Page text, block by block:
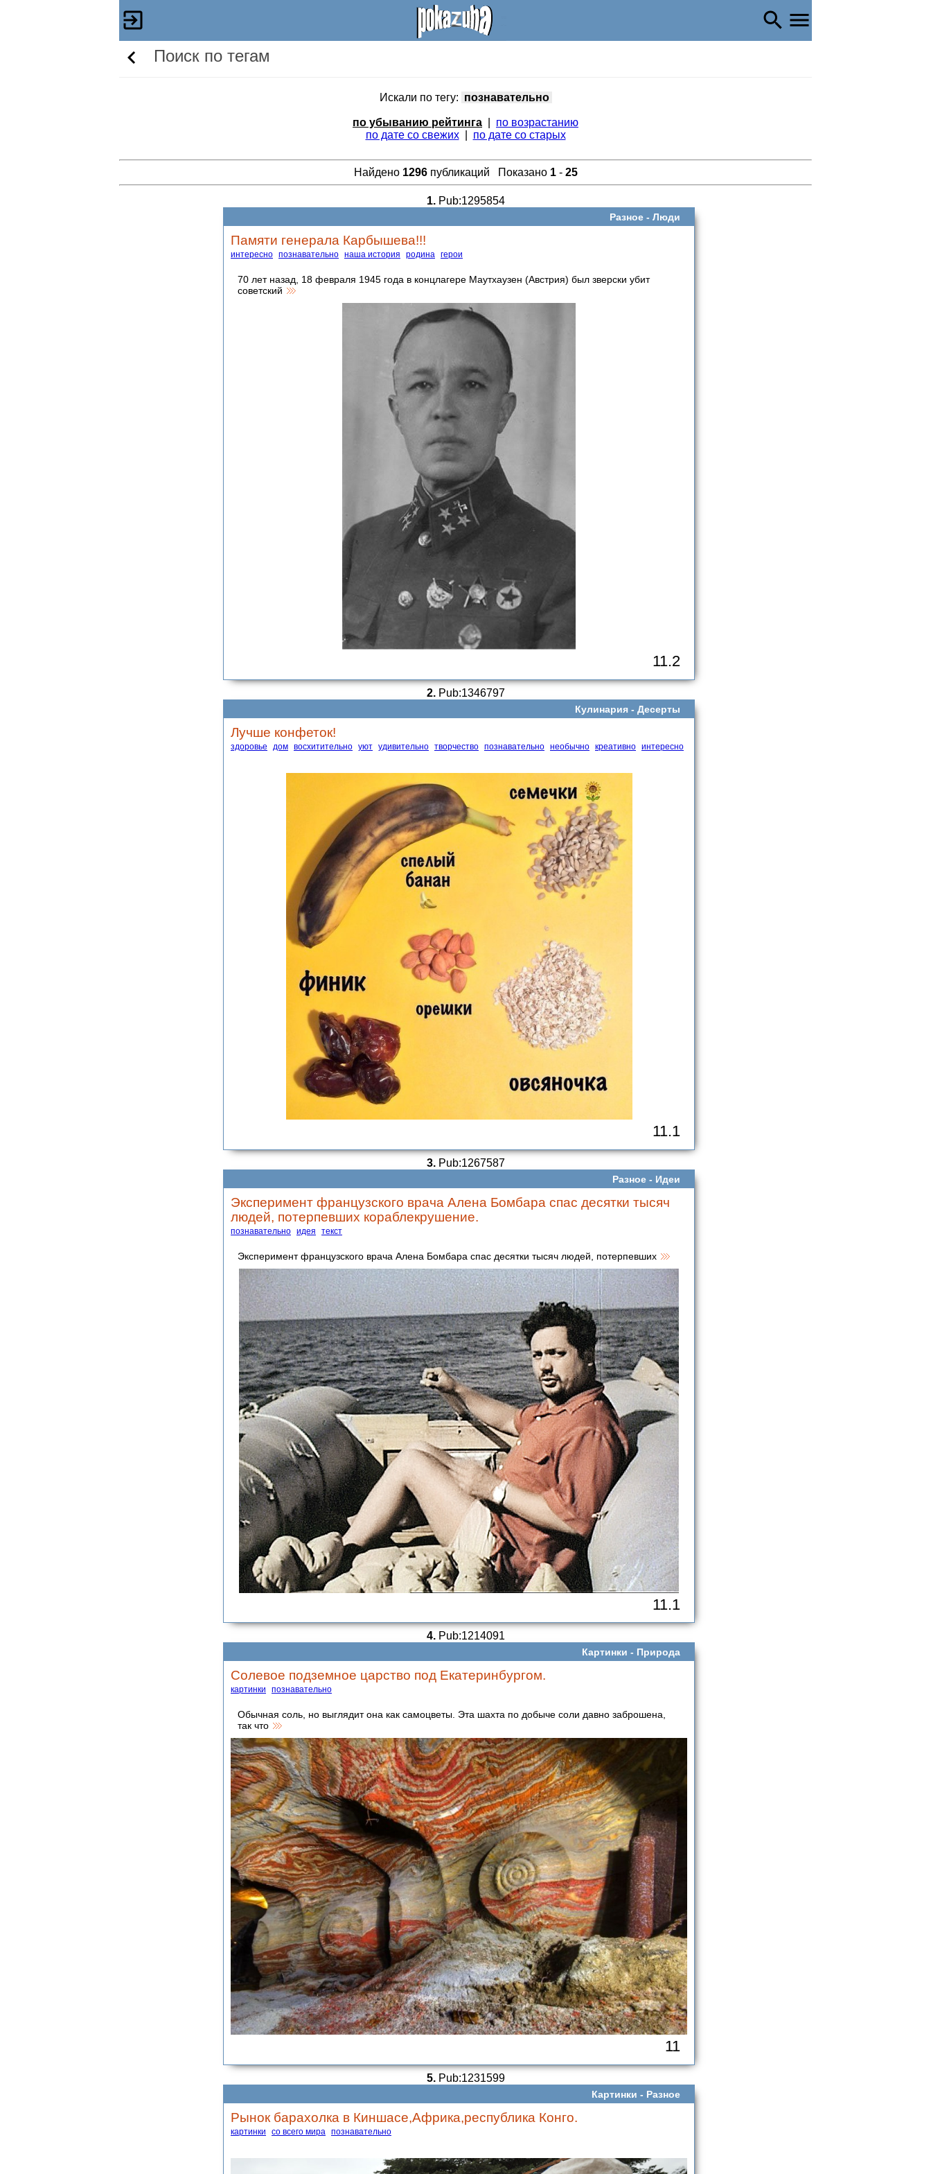
Поиск по тегам
Искали по тегу: познавательно
по убыванию рейтинга
по возрастанию
по дате со свежих| по дате со старых
Найдено 1296публикаций Показано 1- 25
1.Pub:1295854
Разное - Люди
Памяти генерала Карбышева!!!
интересно познавательно наша история родина герои
70 лет назад, 18 февраля 1945 года в концлагере Маутхаузен (Австрия) был зверски убит
советский
11.2
2.Pub:1346797
Кулинария - Десерты
Лучше конфеток!
здоровье дом восхитительно уют удивительно творчество познавательно необычно креативно интересно
11.1
3.Pub:1267587
Разное - Идеи
Эксперимент французского врача Алена Бомбара спас десятки тысяч
людей, потерпевших кораблекрушение.
познавательно идея текст
Эксперимент французского врача Алена Бомбара спас десятки тысяч людей, потерпевших
11.1
4.Pub:1214091
Картинки - Природа
Солевое подземное царство под Екатеринбургом.
картинки познавательно
Обычная соль, но выглядит она как самоцветы. Эта шахта по добыче соли давно заброшена,
так что
11
5.Pub:1231599
Картинки - Разное
Рынок барахолка в Киншасе,Африка,республика Конго.
картинки со всего мира познавательно